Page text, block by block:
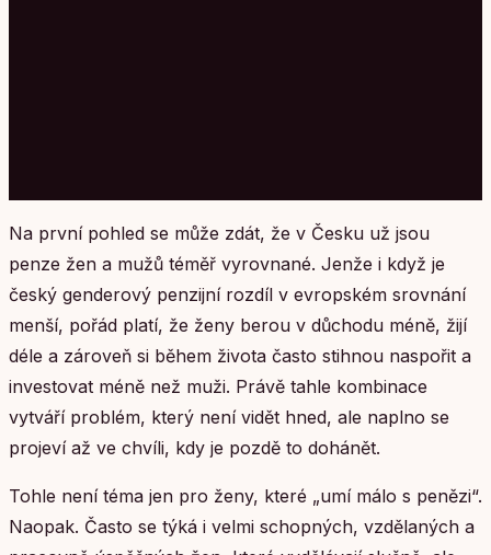
Na první pohled se může zdát, že v Česku už jsou
penze žen a mužů téměř vyrovnané. Jenže i když je
český genderový penzijní rozdíl v evropském srovnání
menší, pořád platí, že ženy berou v důchodu méně, žijí
déle a zároveň si během života často stihnou naspořit a
investovat méně než muži. Právě tahle kombinace
vytváří problém, který není vidět hned, ale naplno se
projeví až ve chvíli, kdy je pozdě to dohánět.
Tohle není téma jen pro ženy, které „umí málo s penězi“.
Naopak. Často se týká i velmi schopných, vzdělaných a